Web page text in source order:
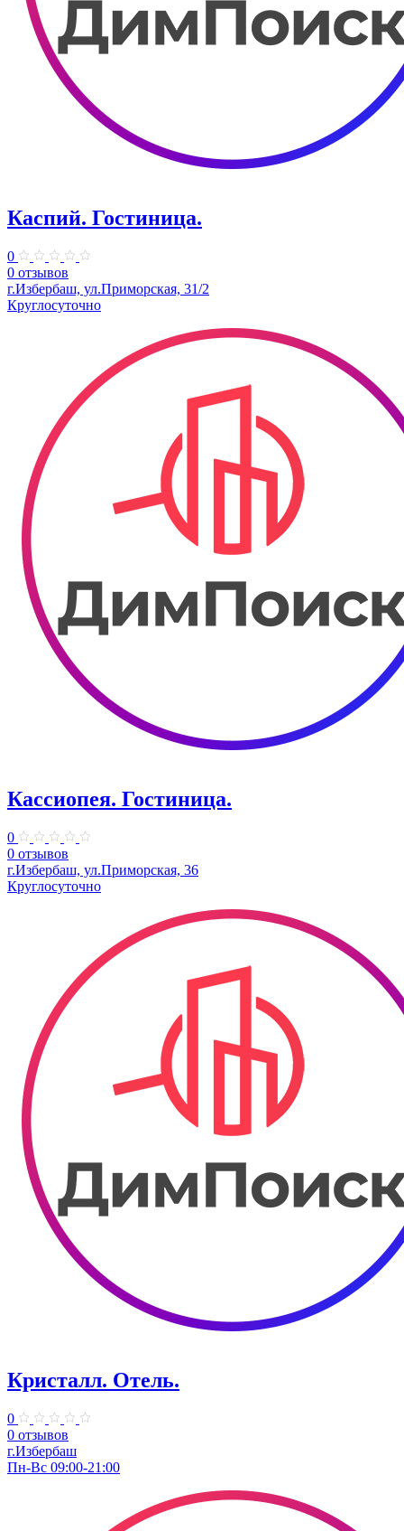
Каспий. Гостиница.
0
0 отзывов
г.Избербаш, ул.Приморская, 31/2
Круглосуточно
Кассиопея. Гостиница.
0
0 отзывов
г.Избербаш, ул.Приморская, 36
Круглосуточно
Кристалл. Отель.
0
0 отзывов
г.Избербаш
Пн-Вс 09:00-21:00